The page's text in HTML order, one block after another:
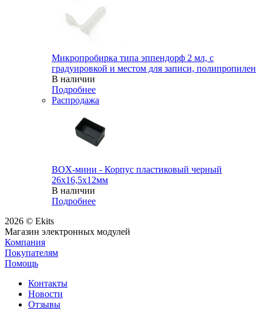
Микропробирка типа эппендорф 2 мл, с
градуировкой и местом для записи, полипропилен
В наличии
Подробнее
Распродажа
BOX-мини - Корпус пластиковый черный
26х16,5х12мм
В наличии
Подробнее
2026 © Ekits
Магазин электронных модулей
Компания
Покупателям
Помощь
Контакты
Новости
Отзывы